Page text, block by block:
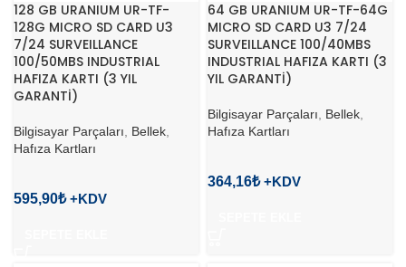
128 GB URANIUM UR-TF-
128G MICRO SD CARD U3
7/24 SURVEILLANCE
100/50MBS INDUSTRIAL
HAFIZA KARTI (3 YIL
GARANTİ)
Bilgisayar Parçaları Bellek
Hafıza Kartları
595,90₺
64 GB URANIUM UR-TF-64G
MICRO SD CARD U3 7/24
SURVEILLANCE 100/40MBS
INDUSTRIAL HAFIZA KARTI (3
YIL GARANTİ)
Bilgisayar Parçaları Bellek
Hafıza Kartları
364,16₺